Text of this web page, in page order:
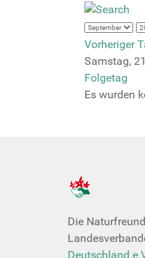
Vorheriger
Samstag,
Folgetag
Es wurden
Die
Deutschland